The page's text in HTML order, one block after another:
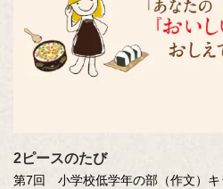
2ピースのたび
第7回 小学校低学年の部（作文）キ